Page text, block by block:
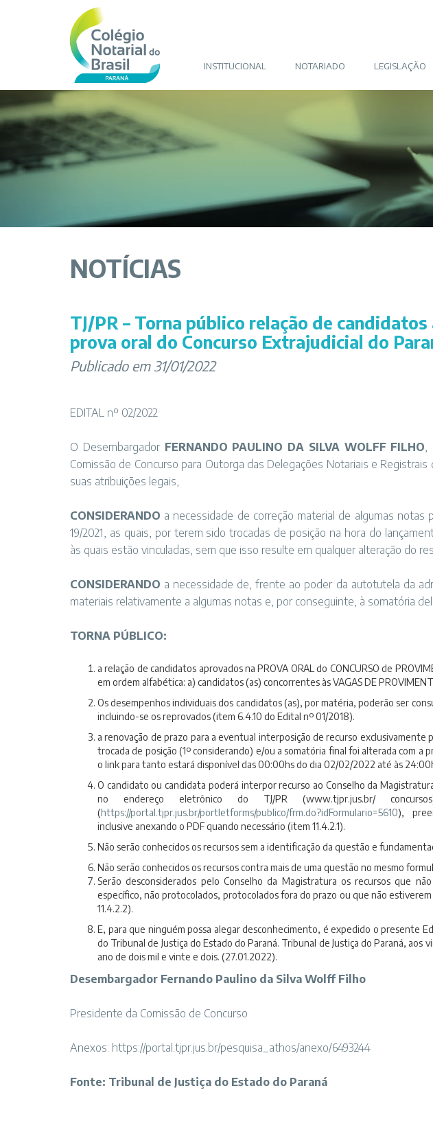
INSTITUCIONAL NOTARIADO LEGISLAÇÃO
NOTÍCIAS
TJ/PR – Torna público relação de
prova oral do Concurso Extrajudicial do
Publicado em 31/01/2022
EDITAL nº 02/2022
O Desembargador FERNANDO PAULINO DA SILVA WOLFF FILHO,
Comissão de Concurso para Outorga das Delegações Notariais e
suas atribuições legais,
CONSIDERANDO a necessidade de correção material de algumas notas
19/2021, as quais, por terem sido trocadas de posição na hora do
às quais estão vinculadas, sem que isso resulte em qualquer alteração do
CONSIDERANDO a necessidade de, frente ao poder da autotutela da
materiais relativamente a algumas notas e, por conseguinte, à somatória
TORNA PÚBLICO:
a relação de candidatos aprovados na PROVA ORAL do CONCURSO de
em ordem alfabética: a) candidatos (as) concorrentes às VAGAS DE
Os desempenhos individuais dos candidatos (as), por matéria, poderão ser
incluindo-se os reprovados (item 6.4.10 do Edital nº 01/2018).
a renovação de prazo para a eventual interposição de recurso exclusivamente
trocada de posição (1º considerando) e/ou a somatória final foi alterada com a
o link para tanto estará disponível das 00:00hs do dia 02/02/2022 até às
O candidato ou candidata poderá interpor recurso ao Conselho da
no endereço eletrônico do TJ/PR (www.tjpr.jus.br/
(https://portal.tjpr.jus.br/portletforms/publico/frm.do?idFormulario=5610),
inclusive anexando o PDF quando necessário (item 11.4.2.1).
Não serão conhecidos os recursos sem a identificação da questão e
Não serão conhecidos os recursos contra mais de uma questão no mesmo
Serão desconsiderados pelo Conselho da Magistratura os recursos que
específico, não protocolados, protocolados fora do prazo ou que não
11.4.2.2).
E, para que ninguém possa alegar desconhecimento, é expedido o presente
do Tribunal de Justiça do Estado do Paraná. Tribunal de Justiça do Paraná, aos
ano de dois mil e vinte e dois. (27.01.2022).
Desembargador Fernando Paulino da Silva Wolff Filho
Presidente da Comissão de Concurso
Anexos: https://portal.tjpr.jus.br/pesquisa_athos/anexo/6493244
Fonte: Tribunal de Justiça do Estado do Paraná